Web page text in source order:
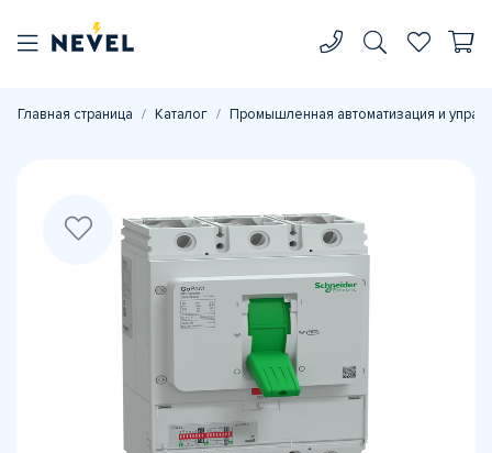
Главная страница Каталог Промышленная автоматизация и